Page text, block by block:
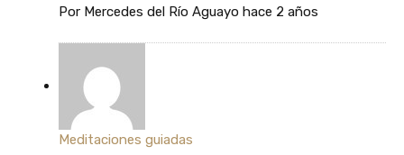
Por Mercedes del Río Aguayo hace 2 años
Meditaciones guiadas